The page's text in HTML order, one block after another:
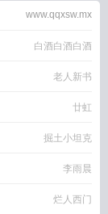
www.qqxsw.mx
白酒白酒白酒
老人新书
廿虹
掘土小坦克
李雨晨
烂人西门